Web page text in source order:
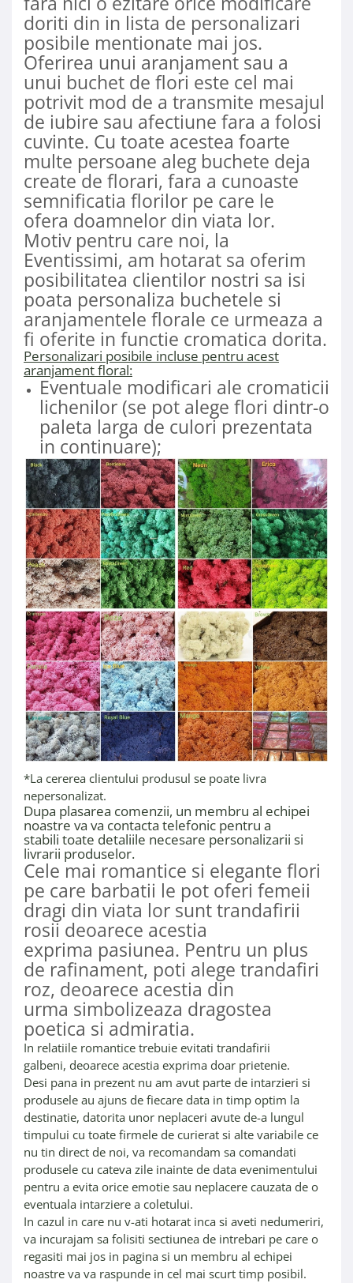
doriti din in lista de personalizari
posibile mentionate mai jos.
Oferirea unui aranjament sau a
unui buchet de flori este cel mai
potrivit mod de a transmite mesajul
de iubire sau afectiune fara a folosi
cuvinte. Cu toate acestea foarte
multe persoane aleg buchete deja
create de florari, fara a cunoaste
semnificatia florilor pe care le
ofera doamnelor din viata lor.
Motiv pentru care noi, la
Eventissimi, am hotarat sa oferim
posibilitatea clientilor nostri sa isi
poata personaliza buchetele si
aranjamentele florale ce urmeaza a
fi oferite in functie cromatica dorita.
Personalizari posibile incluse pentru acest
aranjament floral:
Eventuale modificari ale cromaticii
lichenilor (se pot alege flori dintr-o
paleta larga de culori prezentata
in continuare);
*La cererea clientului produsul se poate livra
nepersonalizat.
Dupa plasarea comenzii, un membru al echipei
noastre va va contacta telefonic pentru a
stabili toate detaliile necesare personalizarii si
livrarii produselor.
Cele mai romantice si elegante flori
pe care barbatii le pot oferi femeii
dragi din viata lor sunt trandafirii
rosii deoarece acestia
exprima pasiunea. Pentru un plus
de rafinament, poti alege trandafiri
roz, deoarece acestia din
urma simbolizeaza dragostea
poetica si admiratia.
In relatiile romantice trebuie evitati trandafirii
galbeni, deoarece acestia exprima doar prietenie.
Desi pana in prezent nu am avut parte de intarzieri si
produsele au ajuns de fiecare data in timp optim la
destinatie, datorita unor neplaceri avute de-a lungul
timpului cu toate firmele de curierat si alte variabile ce
nu tin direct de noi, va recomandam sa comandati
produsele cu cateva zile inainte de data evenimentului
pentru a evita orice emotie sau neplacere cauzata de o
eventuala intarziere a coletului.
In cazul in care nu v-ati hotarat inca si aveti nedumeriri,
va incurajam sa folisiti sectiunea de intrebari pe care o
regasiti mai jos in pagina si un membru al echipei
noastre va va raspunde in cel mai scurt timp posibil.